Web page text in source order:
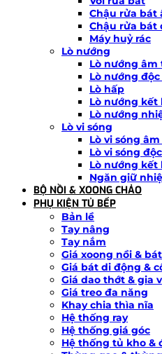
Chậu rửa bát
Chậu rửa bát
Máy huỷ rác
Lò nướng
Lò nướng âm
Lò nướng
Lò hấp
Lò nướng kết
Lò nướng
Lò vi sóng
Lò vi sóng
Lò vi sóng
Lò nướng kết
Ngăn giữ
BỘ NỒI & XOONG CHẢO
PHỤ KIỆN TỦ BẾP
Bản lề
Tay nâng
Tay nắm
Giá xoong nồi &
Giá bát di động &
Giá dao thớt & gia
Giá treo đa năng
Khay chia thìa nĩa
Hệ thống ray
Hệ thống giá góc
Hệ thống tủ kho &